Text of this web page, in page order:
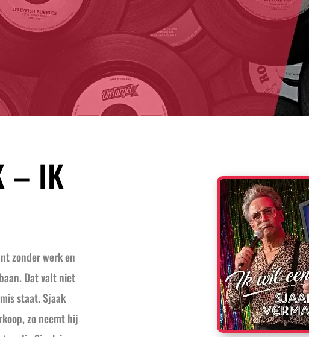
– IK
zonder werk en
Dat valt niet
staat. Sjaak
zo neemt hij